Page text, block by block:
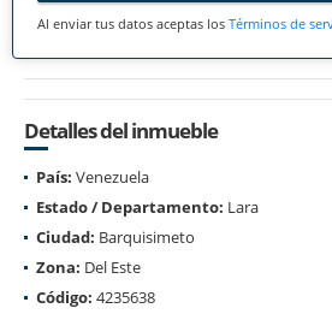
Al enviar tus datos aceptas los Términos de
Detalles del inmueble
País: Venezuela
Estado / Departamento: Lara
Ciudad: Barquisimeto
Zona: Del Este
Código: 4235638